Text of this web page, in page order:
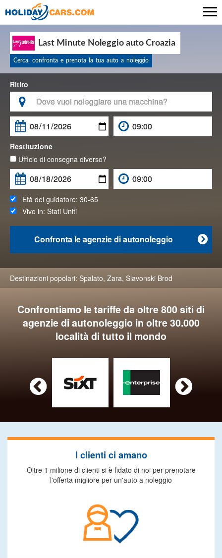
Last Minute Noleggio auto Croazia
Cerca, confronta e prenota la tua auto a noleggio
Ritiro


Restituzione
Ufficio di consegna diverso?
Età del guidatore: 30-65
Vivo in: Stati Uniti

Confronta le agenzie di autonoleggio
Destinazioni popolari: Spalato, Zara, Slavonski Brod
Confrontiamo le tariffe da oltre 800 siti di
agenzie di autonoleggio in oltre 30.000
località di tutto il mondo
 
I clienti ci amano
Oltre 1 milione di clienti si è fidato di noi per prenotare
l'offerta migliore per un'auto a noleggio